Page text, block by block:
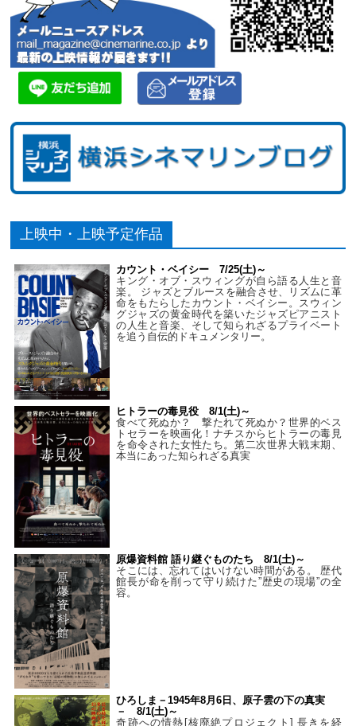
上映中・上映予定作品
カウント・ベイシー 7/25(土)～
キング・オブ・スウィングが自ら語る人生と音
楽。 ジャズとブルースを融合させ、リズムに革
命をもたらしたカウント・ベイシー。スウィン
グジャズの黄金時代を築いたジャズピアニスト
の人生と音楽、そして知られざるプライベート
を追う自伝的ドキュメンタリー。
ヒトラーの毒見役 8/1(土)～
食べて死ぬか？ 撃たれて死ぬか？世界的ベス
トセラーを映画化！ナチスからヒトラーの毒見
を命令された女性たち。第二次世界大戦末期、
本当にあった知られざる真実
原爆資料館 語り継ぐものたち 8/1(土)～
そこには、忘れてはいけない時間がある。 歴代
館長が命を削って守り続けた”歴史の現場”の全
容。
ひろしま－1945年8月6日、原子雲の下の真実
－ 8/1(土)～
奇跡への情熱[核廃絶プロジェクト] 長きを経